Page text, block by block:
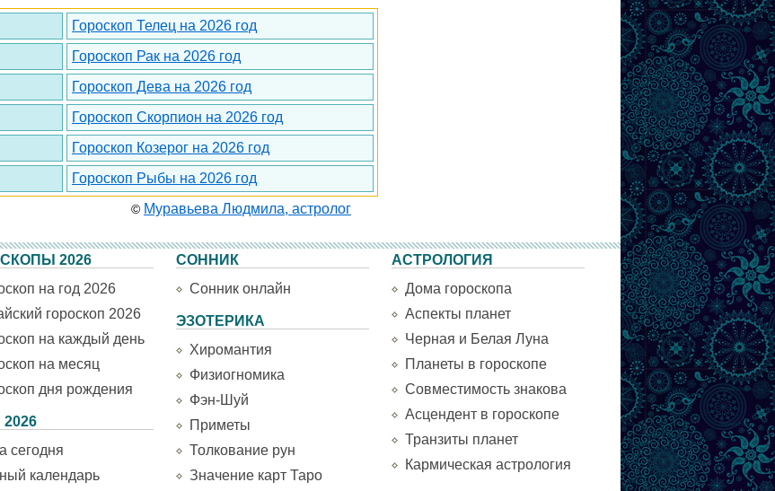
Гороскоп Телец на 2026 год
Гороскоп Рак на 2026 год
Гороскоп Дева на 2026 год
Гороскоп Скорпион на 2026 год
Гороскоп Козерог на 2026 год
Гороскоп Рыбы на 2026 год
© Муравьева Людмила, астролог
2026
на год 2026
гороскоп 2026
на каждый день
на месяц
дня рождения
сегодня
календарь
СОННИК
Сонник онлайн
ЭЗОТЕРИКА
Хиромантия
Физиогномика
Фэн-Шуй
Приметы
Толкование рун
Значение карт Таро
АСТРОЛОГИЯ
Дома гороскопа
Аспекты планет
Черная и Белая Луна
Планеты в гороскопе
Совместимость знакова
Асцендент в гороскопе
Транзиты планет
Кармическая астрология